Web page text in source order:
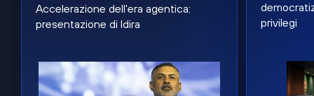
Accelerazione dell'era agentica:
presentazione di Idira
privilegi